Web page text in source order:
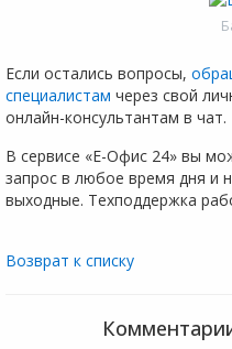
Если остались вопросы,
специалистам через свой
онлайн-консультантам в чат.
В сервисе «Е-Офис 24» вы
запрос в любое время дня и
выходные. Техподдержка
Возврат к списку